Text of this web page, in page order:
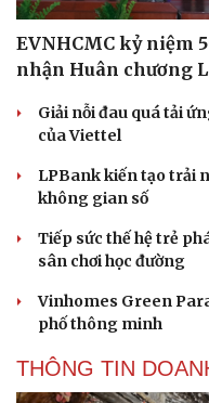
EVNHCMC kỷ niệm
nhận Huân chương
Giải nỗi đau quá tải
của Viettel
LPBank kiến tạo trải
không gian số
Tiếp sức thế hệ trẻ
sân chơi học đường
Vinhomes Green
phố thông minh
THÔNG TIN